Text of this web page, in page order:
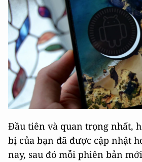
Đầu tiên và quan trọng nhất,
bị của bạn đã được cập nhật
nay, sau đó mỗi phiên bản